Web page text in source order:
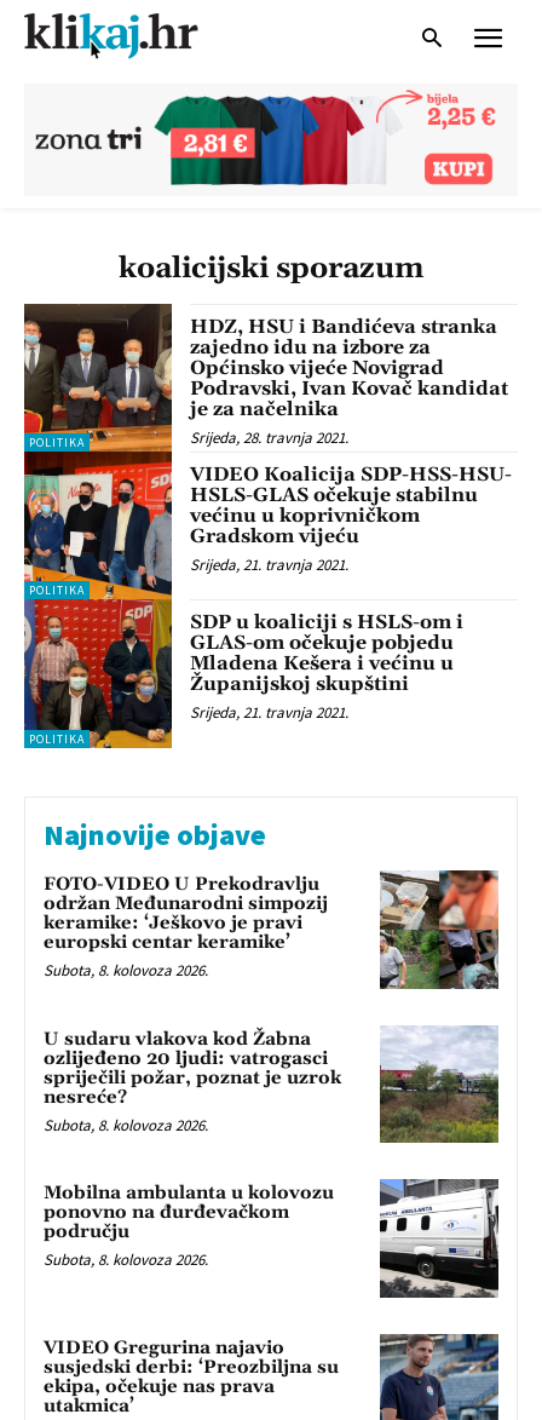
koalicijski sporazum
POLITIKA
HDZ, HSU i Bandićeva stranka
zajedno idu na izbore za
Općinsko vijeće Novigrad
Podravski, Ivan Kovač kandidat
je za načelnika
Srijeda, 28. travnja 2021.
POLITIKA
VIDEO Koalicija SDP-HSS-HSU-
HSLS-GLAS očekuje stabilnu
većinu u koprivničkom
Gradskom vijeću
Srijeda, 21. travnja 2021.
POLITIKA
SDP u koaliciji s HSLS-om i
GLAS-om očekuje pobjedu
Mladena Kešera i većinu u
Županijskoj skupštini
Srijeda, 21. travnja 2021.
Najnovije objave
FOTO-VIDEO U Prekodravlju
održan Međunarodni simpozij
keramike: ‘Ješkovo je pravi
europski centar keramike’
Subota, 8. kolovoza 2026.
U sudaru vlakova kod Žabna
ozlijeđeno 20 ljudi: vatrogasci
spriječili požar, poznat je uzrok
nesreće?
Subota, 8. kolovoza 2026.
Mobilna ambulanta u kolovozu
ponovno na đurđevačkom
području
Subota, 8. kolovoza 2026.
VIDEO Gregurina najavio
susjedski derbi: ‘Preozbiljna su
ekipa, očekuje nas prava
utakmica’